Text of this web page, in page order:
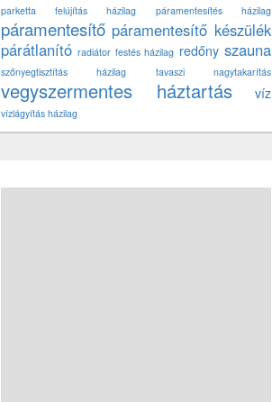
parketta felújítás házilag páramentesítés házilag
páramentesítő páramentesítő készülék
párátlanító radiátor festés házilag redőny szauna
szőnyegtisztítás házilag tavaszi nagytakarítás
vegyszermentes háztartás víz
vízlágyítás házilag